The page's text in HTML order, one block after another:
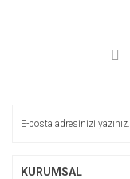
kullanarak
Görüş ve
Ürün
KURUMSAL